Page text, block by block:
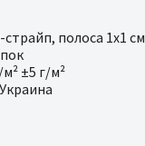
полоса 1x1 см
м² ±5 г/м²
Украина